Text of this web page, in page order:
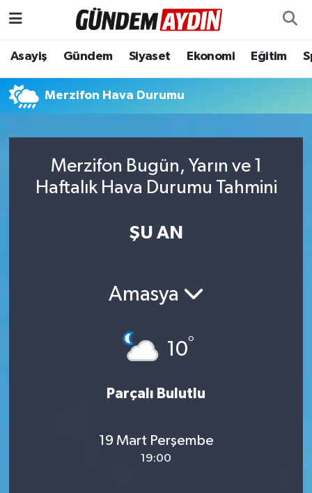
Asayiş Gündem Siyaset Ekonomi Eğitim
Merzifon Hava Durumu
Merzifon Bugün, Yarın ve 1
Haftalık Hava Durumu Tahmini
ŞU AN
Amasya
10°
Parçalı Bulutlu
19 Mart Perşembe
19:00
Aydın Nöbetçi Eczaneler
Aydın Hava Durumu
Aydın Trafik Yoğunluk Haritası
Süper Lig Puan Durumu ve Fikstür